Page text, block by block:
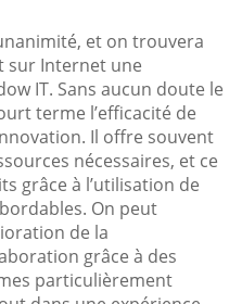
et on trouvera
sur Internet une
IT. Sans aucun doute le
terme l’efficacité de
Il offre souvent
nécessaires, et ce
grâce à l’utilisation de
On peut
de la
grâce à des
particulièrement